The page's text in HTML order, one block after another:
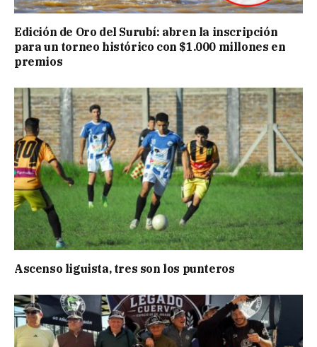
Edición de Oro del Surubí: abren la inscripción
para un torneo histórico con $1.000 millones en
premios
Ascenso liguista, tres son los punteros